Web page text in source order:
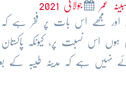
عمر
جولائی 2021
اور مجھے اس بات پر فخر ہے کہ
ہوں اس نسبت پر، کیونکہ
نہیں ہے کہ مدینہ طیبہ کے